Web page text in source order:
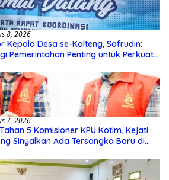
8, 2026
Kepala Desa se-Kalteng, Safrudin:
Pemerintahan Penting untuk Perkuat
7, 2026
5 Komisioner KPU Kotim, Kejati
Sinyalkan Ada Tersangka Baru di